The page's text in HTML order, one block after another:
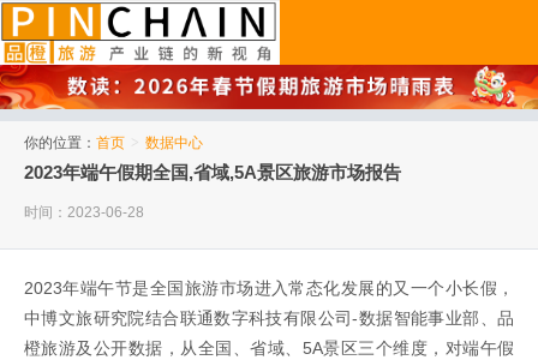
你的位置： 首页 > 数据中心
2023年端午假期全国,省域,5A景区旅游市场报告
时间：2023-06-28
2023年端午节是全国旅游市场进入常态化发展的又一个小长假，
中博文旅研究院结合联通数字科技有限公司-数据智能事业部、品
橙旅游及公开数据，从全国、省域、5A景区三个维度，对端午假